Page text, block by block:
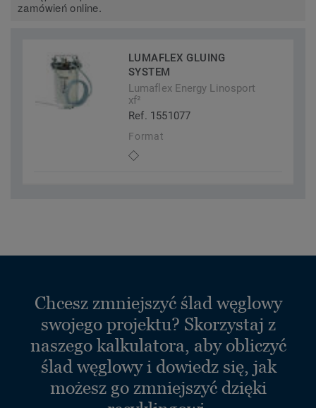
zamówień online.
LUMAFLEX GLUING
SYSTEM
Lumaflex Energy Linosport
xf²
Ref. 1551077
Format
Chcesz zmniejszyć ślad węglowy
swojego projektu? Skorzystaj z
naszego kalkulatora, aby obliczyć
ślad węglowy i dowiedz się, jak
możesz go zmniejszyć dzięki